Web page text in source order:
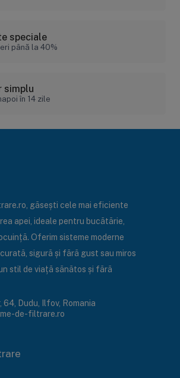
speciale
până la 40%
simplu
în 14 zile
găsești cele mai eficiente
apei, ideale pentru bucătărie,
Oferim sisteme moderne
sigură și fără gust sau miros
stil de viață sănătos și fără
64, Dudu, Ilfov, Romania
de-filtrare.ro